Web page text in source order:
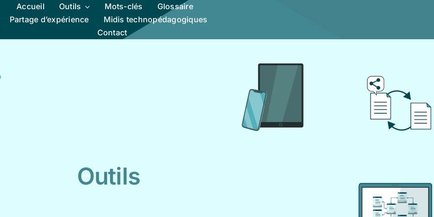
Accueil Outils Mots-clés
Glossaire
Partage d’expérience
Midis technopédagogiques
Contact
Outils